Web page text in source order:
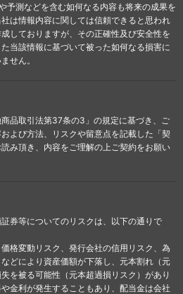
予測などを含む如何なる内容も将来の成果を
は情報内容に関しては信頼できると思われ
しておりますが、その正確性及び安全性を
当該情報に基づいて被った如何なる損害に
せん。
品取引法第37条の3」の規定に基づき、ご
よび方法、リスクや留意点を記載した「契
み頂き、内容をご理解の上ご契約をお願い
券等についてのリスクは、以下の通りで
格変動リスク、発行会社の信用リスク、為
どにより資産価額が下落し、元本割れ（元
を被る可能性（元本超過損リスク）があり
金利が発生することもあり、配当金は会社